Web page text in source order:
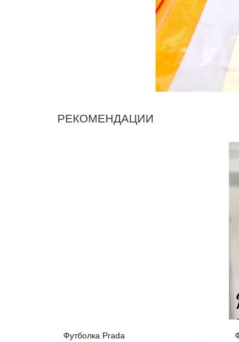
РЕКОМЕНДАЦИИ
Футболка Prada